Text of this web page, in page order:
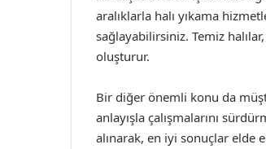
aralıklarla halı yıkama
sağlayabilirsiniz. Temiz
oluşturur.
Bir diğer önemli konu da
anlayışla çalışmalarını
alınarak, en iyi sonuçlar elde